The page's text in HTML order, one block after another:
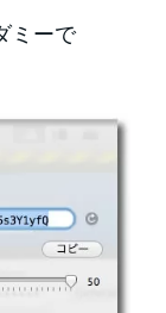
ミーで